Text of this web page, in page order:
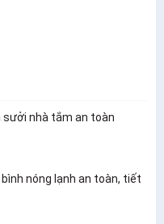
sưởi nhà tắm an toàn
nóng lạnh an toàn, tiết